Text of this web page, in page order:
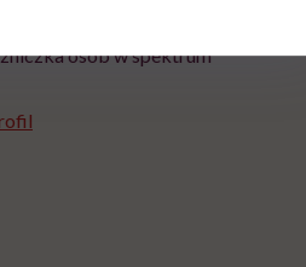
osób w spektrum